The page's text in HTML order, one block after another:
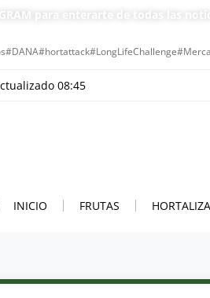
para enterarte de todas las
#DANA#hortattack#LongLifeChallenge
08:45
INICIO FRUTAS